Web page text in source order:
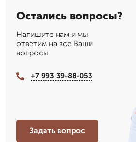
Остались вопросы?
Напишите нам и мы
ответим на все Ваши
вопросы
+7 993 39-88-053
Задать вопрос